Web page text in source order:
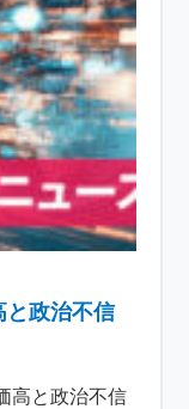
と政治不信
高と政治不信